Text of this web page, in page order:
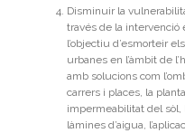
Disminuir la
través de la intervenció
l’objectiu d’esmorteir
urbanes en l’àmbit de
amb solucions com
carrers i places, la
impermeabilitat del sòl,
làmines d’aigua,